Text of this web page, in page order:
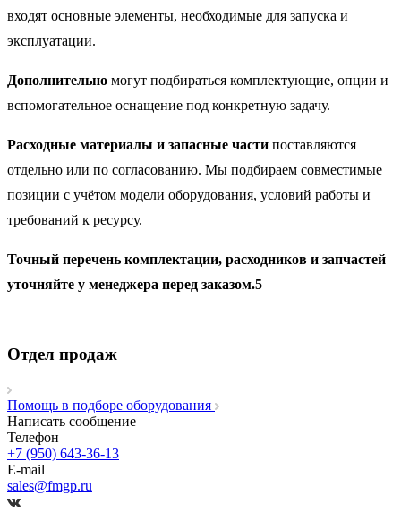
входят основные элементы, необходимые для запуска и
эксплуатации.
Дополнительно могут подбираться комплектующие, опции и
вспомогательное оснащение под конкретную задачу.
Расходные материалы и запасные части поставляются
отдельно или по согласованию. Мы подбираем совместимые
позиции с учётом модели оборудования, условий работы и
требований к ресурсу.
Точный перечень комплектации, расходников и запчастей
уточняйте у менеджера перед заказом.5
Отдел продаж
Помощь в подборе оборудования
Написать сообщение
Телефон
+7 (950) 643-36-13
E-mail
sales@fmgp.ru